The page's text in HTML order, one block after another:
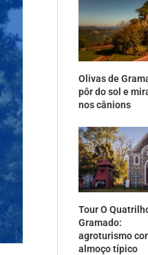
Olivas de
pôr do sol e
nos cânions
Tour O
Gramado:
agroturismo
almoço típico